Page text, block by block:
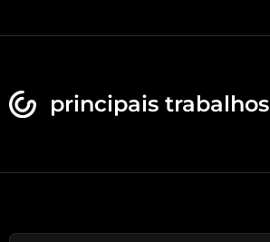
principais trabalhos